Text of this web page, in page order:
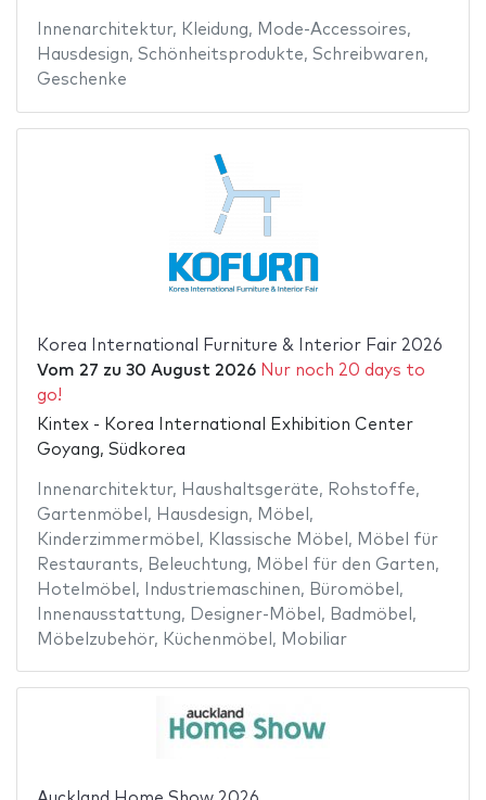
Innenarchitektur, Kleidung, Mode-Accessoires,
Hausdesign, Schönheitsprodukte, Schreibwaren,
Geschenke
Korea International Furniture & Interior Fair 2026
Vom 27 zu 30 August 2026 Nur noch 20 days to
go!
Kintex - Korea International Exhibition Center
Goyang, Südkorea
Innenarchitektur, Haushaltsgeräte, Rohstoffe,
Gartenmöbel , Hausdesign, Möbel ,
Kinderzimmermöbel , Klassische Möbel , Möbel für
Restaurants, Beleuchtung, Möbel für den Garten,
Hotelmöbel , Industriemaschinen, Büromöbel ,
Innenausstattung, Designer-Möbel , Badmöbel ,
Möbelzubehör, Küchenmöbel , Mobiliar